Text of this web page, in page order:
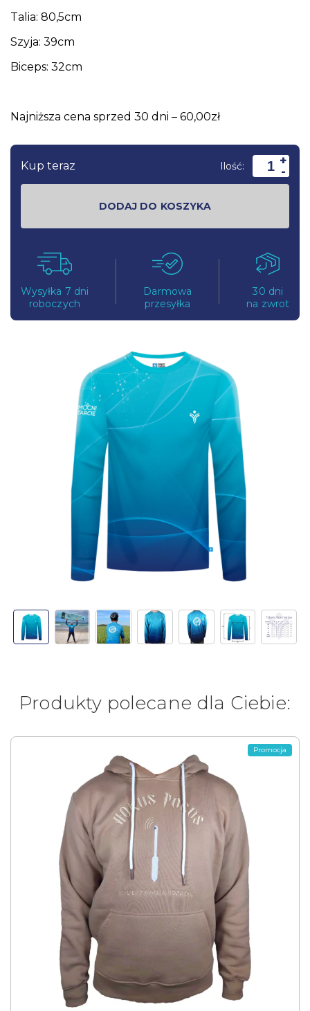
Talia: 80,5cm
Szyja: 39cm
Biceps: 32cm
Najniższa cena sprzed 30 dni – 60,00zł
Kup teraz Ilość: +
-
DODAJ DO KOSZYKA
Wysyłka 7 dni
roboczych
Darmowa
przesyłka
30 dni
na zwrot
Produkty polecane dla Ciebie:
Promocja